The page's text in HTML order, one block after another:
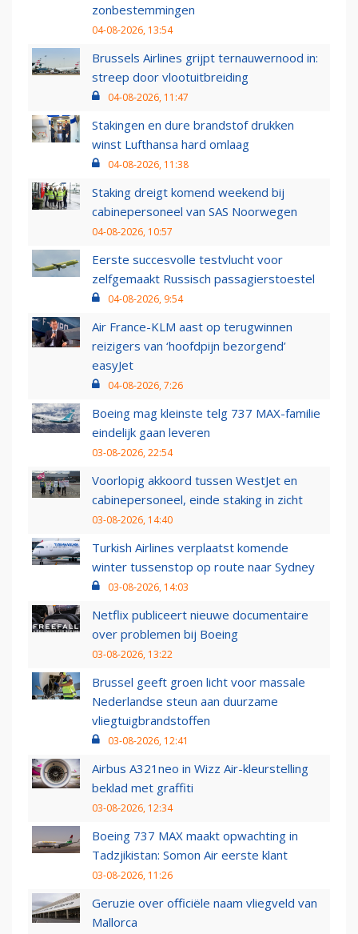
zonbestemmingen
04-08-2026, 13:54
Brussels Airlines grijpt ternauwernood in:
streep door vlootuitbreiding
04-08-2026, 11:47
Stakingen en dure brandstof drukken
winst Lufthansa hard omlaag
04-08-2026, 11:38
Staking dreigt komend weekend bij
cabinepersoneel van SAS Noorwegen
04-08-2026, 10:57
Eerste succesvolle testvlucht voor
zelfgemaakt Russisch passagierstoestel
04-08-2026, 9:54
Air France-KLM aast op terugwinnen
reizigers van ‘hoofdpijn bezorgend’
easyJet
04-08-2026, 7:26
Boeing mag kleinste telg 737 MAX-familie
eindelijk gaan leveren
03-08-2026, 22:54
Voorlopig akkoord tussen WestJet en
cabinepersoneel, einde staking in zicht
03-08-2026, 14:40
Turkish Airlines verplaatst komende
winter tussenstop op route naar Sydney
03-08-2026, 14:03
Netflix publiceert nieuwe documentaire
over problemen bij Boeing
03-08-2026, 13:22
Brussel geeft groen licht voor massale
Nederlandse steun aan duurzame
vliegtuigbrandstoffen
03-08-2026, 12:41
Airbus A321neo in Wizz Air-kleurstelling
beklad met graffiti
03-08-2026, 12:34
Boeing 737 MAX maakt opwachting in
Tadzjikistan: Somon Air eerste klant
03-08-2026, 11:26
Geruzie over officiële naam vliegveld van
Mallorca